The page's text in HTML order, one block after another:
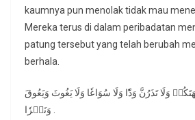
kaumnya pun menolak tidak mau
Mereka terus di dalam peribadatan
patung tersebut yang telah berubah
berhala.
وَلَا تَذَرُنَّ وَدّٗا وَلَا سُوَاعٗا وَلَا يَغُوثَ وَيَعُوقَ